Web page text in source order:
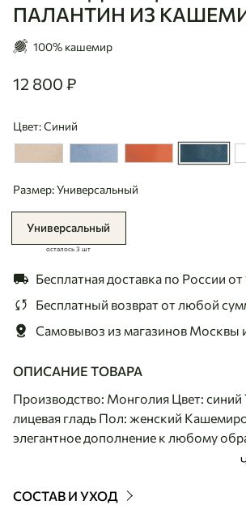
ПАЛАНТИН ИЗ
100% кашемир
12800
12 800 ₽
Цвет: Синий
Размер: Универсальный
Универсальный
осталось 3 шт
Бесплатная доставка по России от
Бесплатный возвратот любой
Самовывоз из магазинов Москвы
ОПИСАНИЕ ТОВАРА
Производство: Монголия Цвет: синий
лицевая гладь Пол: женский
элегантное дополнение к любому
воздушный кашемир красиво
при носке. Палантин можно носить
СОСТАВ И УХОД